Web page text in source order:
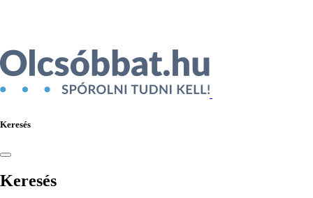
Keresés
Keresés